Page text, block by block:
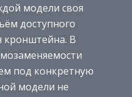
модели своя
доступного
кронштейна. В
под конкретную
модели не